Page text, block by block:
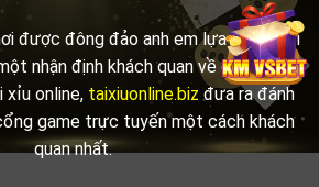
được đông đảo anh em lựa chọn. Với
nhận định khách quan về các đơn vị
xỉu online, taixiuonline.biz đưa ra đánh
game trực tuyến một cách khách
quan nhất.